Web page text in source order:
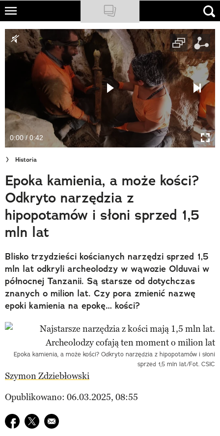
Skip
main
content
NATIONAL GEOGRAPHIC
TRAVELER
PODCASTY
Newsletter
Cuda Polski
Wielki Konkurs Fotograficzny
Trendbook Podróżniczy
Polecane
0:00 / 0:42
Historia
Epoka kamienia, a może kości?
Odkryto narzędzia z
hipopotamów i słoni sprzed 1,5
mln lat
Blisko trzydzieści kościanych narzędzi sprzed 1,5
mln lat odkryli archeolodzy w wąwozie Olduvai w
północnej Tanzanii. Są starsze od dotychczas
znanych o milion lat. Czy pora zmienić nazwę
epoki kamienia na epokę… kości?
Epoka kamienia, a może kości? Odkryto narzędzia z hipopotamów i słoni
sprzed 1,5 mln lat/Fot. CSIC
Szymon Zdziebłowski
Opublikowano: 06.03.2025, 08:55
Udostępnij na facebook
Udostępnij na twitter
E-mail do przyjaciela